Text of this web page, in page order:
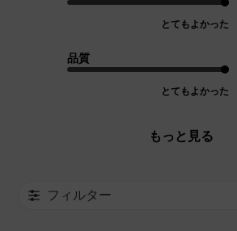
とてもよかった
品質
とてもよかった
もっと見る
フィルター